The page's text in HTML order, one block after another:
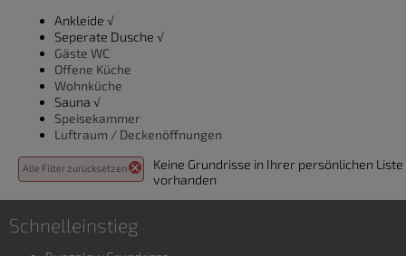
Ankleide √
Seperate Dusche √
Gäste WC
Offene Küche
Wohnküche
Sauna √
Speisekammer
Luftraum / Deckenöffnungen
Alle Filter zurücksetzen
Keine Grundrisse in Ihrer persönlichen Liste
vorhanden
Schnelleinstieg